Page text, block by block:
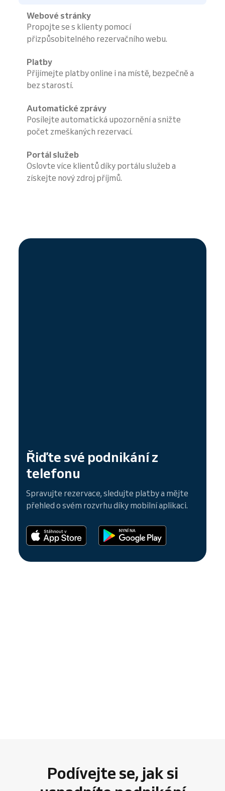
Webové stránky
Propojte se s klienty pomocí
přizpůsobitelného rezervačního webu.
Platby
Přijímejte platby online i na místě, bezpečně a
bez starostí.
Automatické zprávy
Posílejte automatická upozornění a snižte
počet zmeškaných rezervací.
Portál služeb
Oslovte více klientů díky portálu služeb a
získejte nový zdroj příjmů.
Řiďte své podnikání z
telefonu
Spravujte rezervace, sledujte platby a mějte
přehled o svém rozvrhu díky mobilní aplikaci.
Podívejte se, jak si